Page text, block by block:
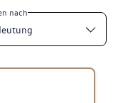
nach